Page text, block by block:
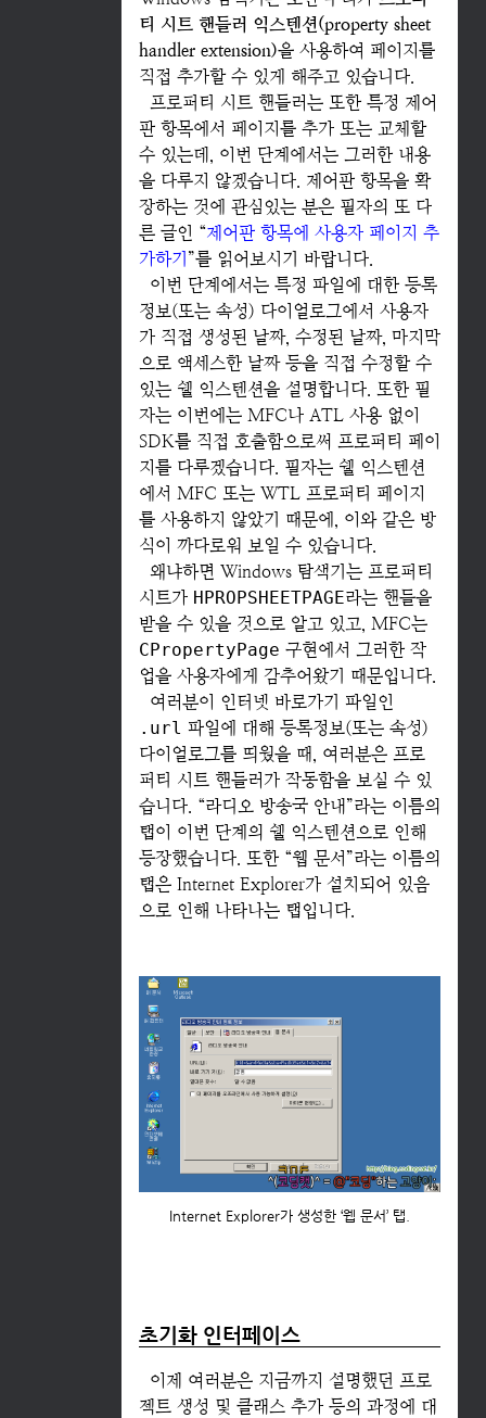
티 시트 핸들러 익스텐션(property sheet
handler extension)을 사용하여 페이지를
직접 추가할 수 있게 해주고 있습니다.
프로퍼티 시트 핸들러는 또한 특정 제어
판 항목에서 페이지를 추가 또는 교체할
수 있는데, 이번 단계에서는 그러한 내용
을 다루지 않겠습니다. 제어판 항목을 확
장하는 것에 관심있는 분은 필자의 또 다
른 글인 “제어판 항목에 사용자 페이지 추
가하기”를 읽어보시기 바랍니다.
이번 단계에서는 특정 파일에 대한 등록
정보(또는 속성) 다이얼로그에서 사용자
가 직접 생성된 날짜, 수정된 날짜, 마지막
으로 액세스한 날짜 등을 직접 수정할 수
있는 쉘 익스텐션을 설명합니다. 또한 필
자는 이번에는 MFC나 ATL 사용 없이
SDK를 직접 호출함으로써 프로퍼티 페이
지를 다루겠습니다. 필자는 쉘 익스텐션
에서 MFC 또는 WTL 프로퍼티 페이지
를 사용하지 않았기 때문에, 이와 같은 방
식이 까다로워 보일 수 있습니다.
왜냐하면 Windows 탐색기는 프로퍼티
시트가 HPROPSHEETPAGE라는 핸들을
받을 수 있을 것으로 알고 있고, MFC는
CPropertyPage 구현에서 그러한 작
업을 사용자에게 감추어왔기 때문입니다.
여러분이 인터넷 바로가기 파일인
.url 파일에 대해 등록정보(또는 속성)
다이얼로그를 띄웠을 때, 여러분은 프로
퍼티 시트 핸들러가 작동함을 보실 수 있
습니다. “라디오 방송국 안내”라는 이름의
탭이 이번 단계의 쉘 익스텐션으로 인해
등장했습니다. 또한 “웹 문서”라는 이름의
탭은 Internet Explorer가 설치되어 있음
으로 인해 나타나는 탭입니다.
Internet Explorer가 생성한 ‘웹 문서’ 탭.
초기화 인터페이스
이제 여러분은 지금까지 설명했던 프로
젝트 생성 및 클래스 추가 등의 과정에 대